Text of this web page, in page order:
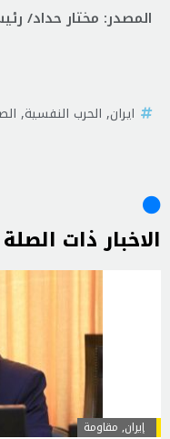
المصدر: مختار حداد/
ايران, الحرب النفسية,
الاخبار ذات الصلة
إيران, مقاومة